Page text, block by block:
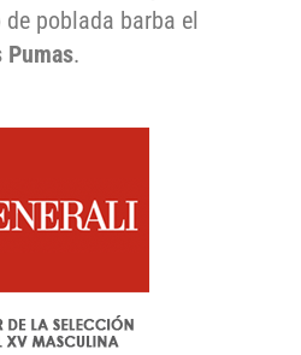
poblada barba el
Pumas.